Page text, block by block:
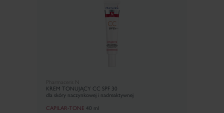
Pharmaceris N
KREM TONUJĄCY CC SPF 30
dla skóry naczynkowej i nadreaktywnej
CAPILAR-TONE 40 ml